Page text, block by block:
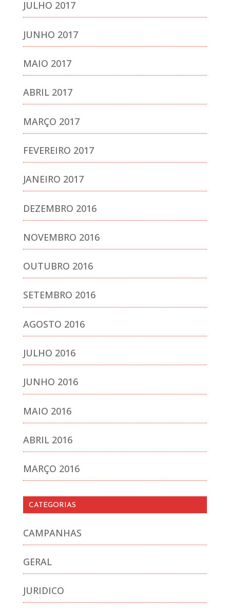
JULHO 2017
JUNHO 2017
MAIO 2017
ABRIL 2017
MARÇO 2017
FEVEREIRO 2017
JANEIRO 2017
DEZEMBRO 2016
NOVEMBRO 2016
OUTUBRO 2016
SETEMBRO 2016
AGOSTO 2016
JULHO 2016
JUNHO 2016
MAIO 2016
ABRIL 2016
MARÇO 2016
CATEGORIAS
CAMPANHAS
GERAL
JURIDICO